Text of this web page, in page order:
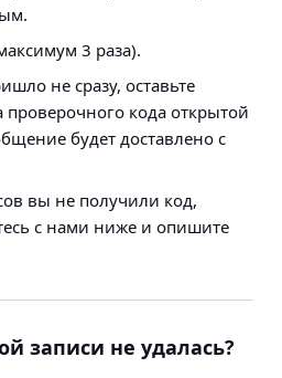
3 раза).
не сразу, оставьте
проверочного кода открытой
будет доставлено с
вы не получили код,
с нами ниже и опишите
записи не удалась?